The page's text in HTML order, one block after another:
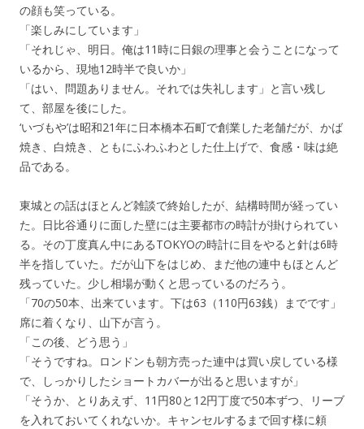
の顔も笑っている。
「楽しみにしています」
「それじゃ、明日。俺は11時に日銀の理事と会うことになって
いるから、現地12時半で良いか」
「はい、問題ありません。それでは失礼します」と言い残し
て、部屋を後にした。
‘いづもや’は昭和21年に日本橋本石町で創業した老舗だが、かば
焼き、白焼き、ともにふわふわとした仕上げで、食感・味は絶
品である。
東城との話はほとんど雑談で終始したが、結構時間が経ってい
た。日比谷通りに面した壁には主要都市の時計が掛けられてい
る。その丁度真ん中にあるTOKYOの時計に目をやると針は6時
半を指していた。だが山下をはじめ、まだ他の連中もほとんど
残っていた。少し相場が動くと思っているのだろう。
「70の50本、出来ています。下は63（110円63銭）までです」
席に着くなり、山下が言う。
「この後、どう思う」
「そうですね。ロンドンも朝方売った連中は買い戻している様
で、しっかりしたショートカバーが出ると思いますが」
「そうか、とりあえず、11円80と12円丁度で50本ずつ、リーブ
を入れておいてくれないか。キャンセルするまで回す様に頼